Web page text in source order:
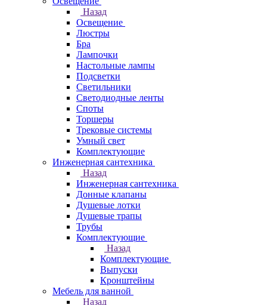
Назад
Освещение
Люстры
Бра
Лампочки
Настольные лампы
Подсветки
Светильники
Светодиодные ленты
Споты
Торшеры
Трековые системы
Умный свет
Комплектующие
Инженерная сантехника
Назад
Инженерная сантехника
Донные клапаны
Душевые лотки
Душевые трапы
Трубы
Комплектующие
Назад
Комплектующие
Выпуски
Кронштейны
Мебель для ванной
Назад